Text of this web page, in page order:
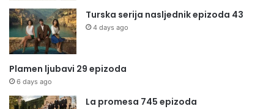
Turska serija nasljednik epizoda 43
4 days ago
Plamen ljubavi 29 epizoda
6 days ago
La promesa 745 epizoda